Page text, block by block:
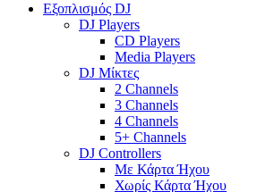
Εξοπλισμός DJ
DJ Players
CD Players
Media Players
DJ Μίκτες
2 Channels
3 Channels
4 Channels
5+ Channels
DJ Controllers
Με Κάρτα Ήχου
Χωρίς Κάρτα Ήχου